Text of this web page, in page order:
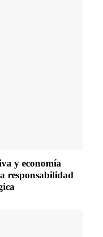
y economía
responsabilidad